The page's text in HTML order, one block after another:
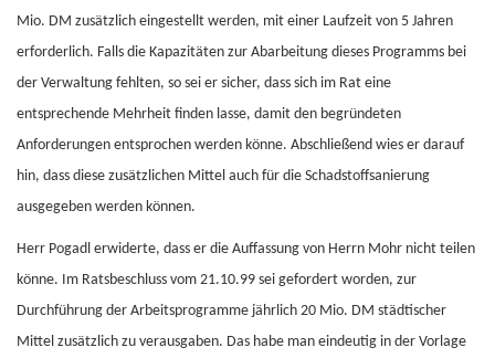
Mio. DM zusätzlich eingestellt werden, mit einer Laufzeit von 5 Jahren
erforderlich. Falls die Kapazitäten zur Abarbeitung dieses Programms bei
der Verwaltung fehlten, so sei er sicher, dass sich im Rat eine
entsprechende Mehrheit finden lasse, damit den begründeten
Anforderungen entsprochen werden könne. Abschließend wies er darauf
hin, dass diese zusätzlichen Mittel auch für die Schadstoffsanierung
ausgegeben werden können.
Herr Pogadl erwiderte, dass er die Auffassung von Herrn Mohr nicht teilen
könne. Im Ratsbeschluss vom 21.10.99 sei gefordert worden, zur
Durchführung der Arbeitsprogramme jährlich 20 Mio. DM städtischer
Mittel zusätzlich zu verausgaben. Das habe man eindeutig in der Vorlage